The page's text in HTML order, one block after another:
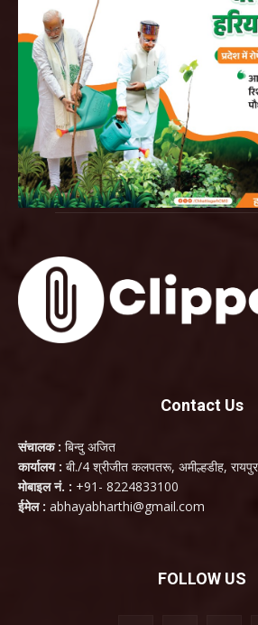
Contact Us
संचालक : बिन्दु अजित
कार्यालय : बी./4 श्रीजीत कलपतरू, अमील्हडीह,
मोबाइल नं. : +91- 8224833100
ईमेल : abhayabharthi@gmail.com
FOLLOW US